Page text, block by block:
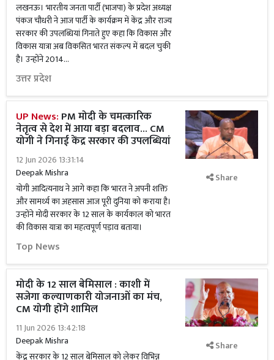
लखनऊ। भारतीय जनता पार्टी (भाजपा) के प्रदेश अध्यक्ष
पंकज चौधरी ने आज पार्टी के कार्यक्रम में केंद्र और राज्य
सरकार की उपलब्धियां गिनाते हुए कहा कि विकास और
विकास यात्रा अब विकसित भारत संकल्प में बदल चुकी
है। उन्होंने 2014...
उत्तर प्रदेश
UP News: PM मोदी के चमत्कारिक
नेतृत्व से देश में आया बड़ा बदलाव... CM
योगी ने गिनाई केंद्र सरकार की उपलब्धियां
12 Jun 2026 13:31:14
Deepak Mishra
योगी आदित्यनाथ ने आगे कहा कि भारत ने अपनी शक्ति
और सामर्थ्य का अहसास आज पूरी दुनिया को कराया है।
उन्होंने मोदी सरकार के 12 साल के कार्यकाल को भारत
की विकास यात्रा का महत्वपूर्ण पड़ाव बताया।
Top News
Share
मोदी के 12 साल बेमिसाल : काशी में
सजेगा कल्याणकारी योजनाओं का मंच,
CM योगी होंगे शामिल
11 Jun 2026 13:42:18
Deepak Mishra
केंद्र सरकार के 12 साल बेमिसाल को लेकर विभिन्न
Share